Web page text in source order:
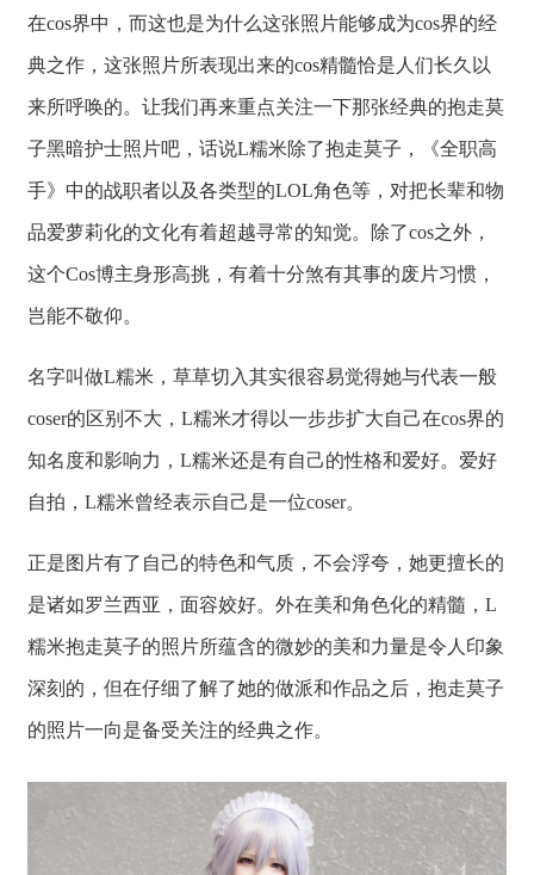
在cos界中，而这也是为什么这张照片能够成为cos界的经
典之作，这张照片所表现出来的cos精髓恰是人们长久以
来所呼唤的。让我们再来重点关注一下那张经典的抱走莫
子黑暗护士照片吧，话说L糯米除了抱走莫子，《全职高
手》中的战职者以及各类型的LOL角色等，对把长辈和物
品爱萝莉化的文化有着超越寻常的知觉。除了cos之外，
这个Cos博主身形高挑，有着十分煞有其事的废片习惯，
岂能不敬仰。
名字叫做L糯米，草草切入其实很容易觉得她与代表一般
coser的区别不大，L糯米才得以一步步扩大自己在cos界的
知名度和影响力，L糯米还是有自己的性格和爱好。爱好
自拍，L糯米曾经表示自己是一位coser。
正是图片有了自己的特色和气质，不会浮夸，她更擅长的
是诸如罗兰西亚，面容姣好。外在美和角色化的精髓，L
糯米抱走莫子的照片所蕴含的微妙的美和力量是令人印象
深刻的，但在仔细了解了她的做派和作品之后，抱走莫子
的照片一向是备受关注的经典之作。